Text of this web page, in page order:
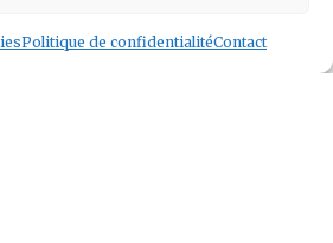
Politique de confidentialitéContact